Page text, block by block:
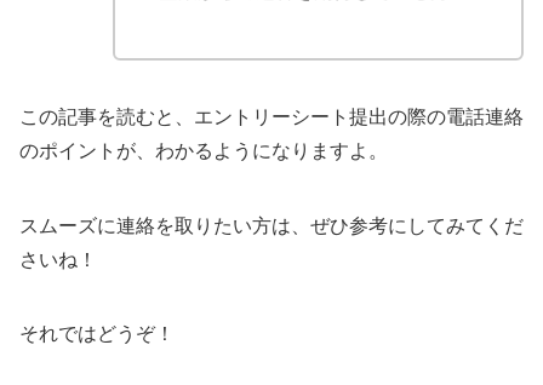
この記事を読むと、エントリーシート提出の際の電話連絡
のポイントが、わかるようになりますよ。
スムーズに連絡を取りたい方は、ぜひ参考にしてみてくだ
さいね！
それではどうぞ！